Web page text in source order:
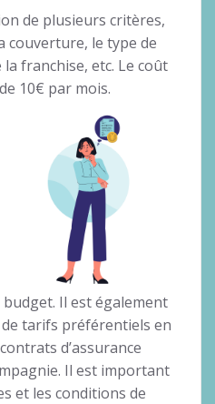
de plusieurs critères,
couverture, le type de
franchise, etc. Le coût
10€ par mois.
Il est également
tarifs préférentiels en
d’assurance
Il est important
et les conditions de